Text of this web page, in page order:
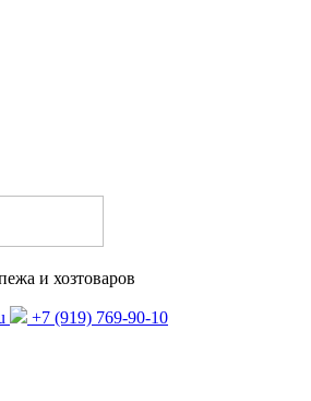
и хозтоваров
+7 (919) 769-90-10